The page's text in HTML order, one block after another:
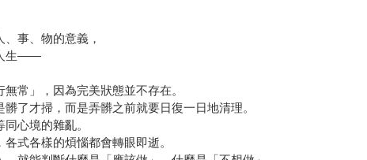
事、物的意義，
生――
常」，因為完美狀態並不存在。
了才掃，而是弄髒之前就要日復一日地清理。
心境的雜亂。
式各樣的煩惱都會轉眼即逝。